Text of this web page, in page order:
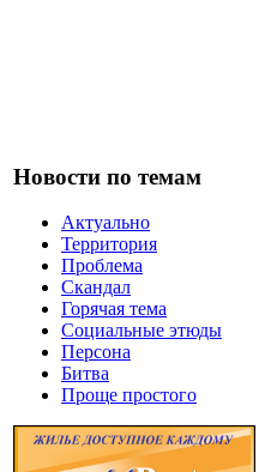
Новости по темам
Актуально
Территория
Проблема
Скандал
Горячая тема
Социальные этюды
Персона
Битва
Проще простого